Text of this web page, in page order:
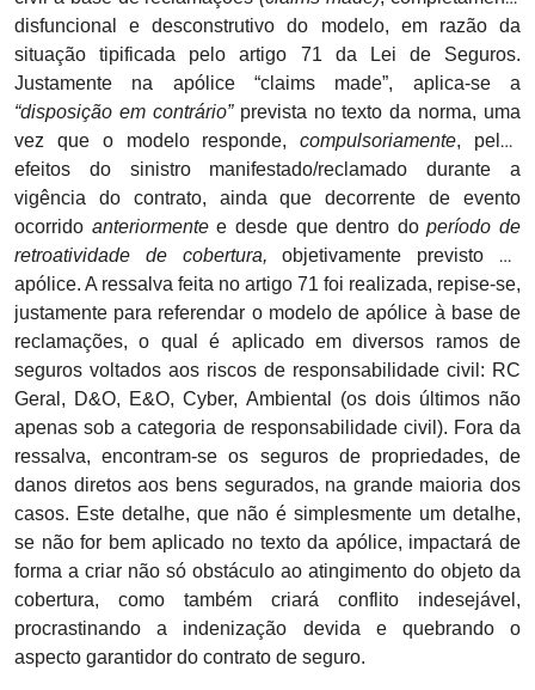
disfuncional e desconstrutivo do modelo, em razão da
situação tipificada pelo artigo 71 da Lei de Seguros.
Justamente na apólice “claims made”, aplica-se a
“disposição em contrário”prevista no texto da norma, uma
vez que o modelo responde,compulsoriamente, pelos
efeitos do sinistro manifestado/reclamado durante a
vigência do contrato, ainda que decorrente de evento
ocorrido anteriormentee desde que dentro doperíodo de
retroatividade de cobertura, objetivamente previsto na
apólice. A ressalva feita no artigo 71 foi realizada, repise-se,
justamente para referendar o modelo de apólice à base de
reclamações, o qual é aplicado em diversos ramos de
seguros voltados aos riscos de responsabilidade civil: RC
Geral, D&O, E&O, Cyber, Ambiental (os dois últimos não
apenas sob a categoria de responsabilidade civil). Fora da
ressalva, encontram-se os seguros de propriedades, de
danos diretos aos bens segurados, na grande maioria dos
casos. Este detalhe, que não é simplesmente um detalhe,
se não for bem aplicado no texto da apólice, impactará de
forma a criar não só obstáculo ao atingimento do objeto da
cobertura, como também criará conflito indesejável,
procrastinando a indenização devida e quebrando o
aspecto garantidor do contrato de seguro.